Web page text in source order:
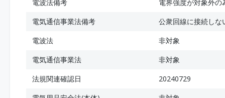
電波法備考
電界強度が対象外の
電気通信事業法備考
公衆回線に接続しな
電波法
非対象
電気通信事業法
非対象
法規関連確認日
20240729